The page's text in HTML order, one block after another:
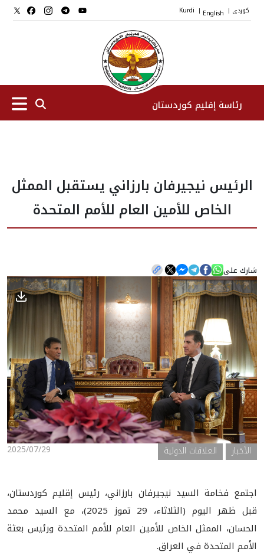
کوردی |
English
|
Kurdi
رئاسة إقليم كوردستان
نواب الرئيس
طاقم الرئاسة
المؤسسات
الأخبار
المعرض
الرئيس نيجيرفان بارزاني يستقبل الممثل
الخاص للأمين العام للأمم المتحدة
شارك على
2025/07/29 الأخبار العلاقات الدولية
اجتمع فخامة السيد نيجيرفان بارزاني، رئيس إقليم كوردستان،
قبل ظهر اليوم (الثلاثاء، 29 تموز 2025)، مع السيد محمد
الحسان، الممثل الخاص للأمين العام للأمم المتحدة ورئيس بعثة
الأمم المتحدة في العراق.